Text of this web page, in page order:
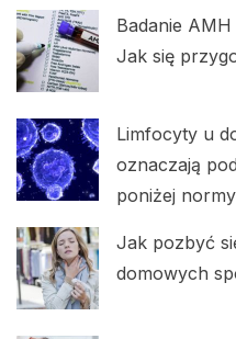
Badanie
Jak się
Limfocyty u
oznaczają
poniżej
Jak pozbyć
domowych